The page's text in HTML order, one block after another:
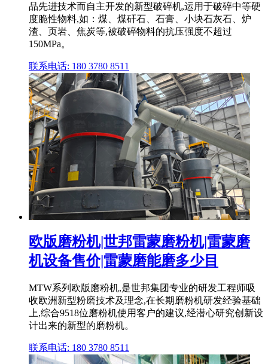
品先进技术而自主开发的新型破碎机,运用于破碎中等硬
度脆性物料,如：煤、煤矸石、石膏、小块石灰石、炉
渣、页岩、焦炭等,被破碎物料的抗压强度不超过
150MPa。
联系电话: 180 3780 8511
欧版磨粉机|世邦雷蒙磨粉机|雷蒙磨
机设备售价|雷蒙磨能磨多少目
MTW系列欧版磨粉机,是世邦集团专业的研发工程师吸
收欧洲新型粉磨技术及理念,在长期磨粉机研发经验基础
上,综合9518位磨粉机使用客户的建议,经潜心研究创新设
计出来的新型的磨粉机。
联系电话: 180 3780 8511